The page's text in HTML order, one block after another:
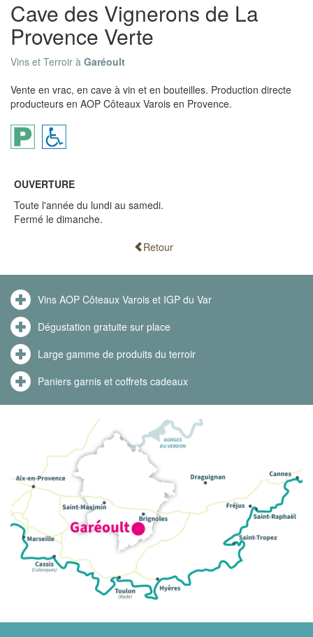
Cave des Vignerons de La
Provence Verte
Vins et Terroir à Garéoult
Vente en vrac, en cave à vin et en bouteilles. Production directe
producteurs en AOP Côteaux Varois en Provence.
OUVERTURE
Toute l'année du lundi au samedi.
Fermé le dimanche.
Retour
Vins AOP Côteaux Varois et IGP du Var
Dégustation gratuite sur place
Large gamme de produits du terroir
Paniers garnis et coffrets cadeaux